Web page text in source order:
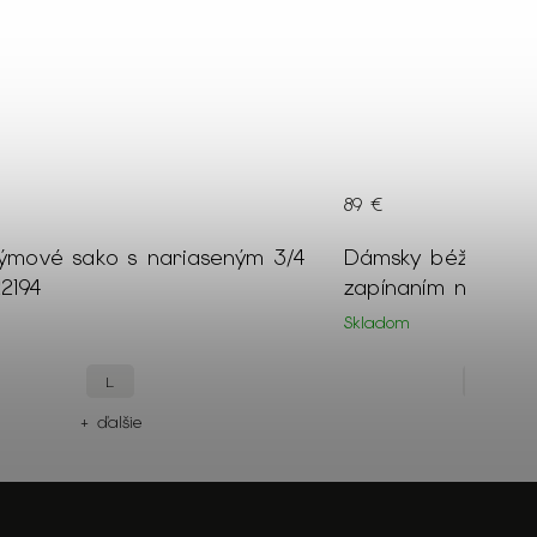
sako s nariaseným 3/4
L
+ ďalšie
Dámsky béžový
zapínaním na
Skladom
89 €